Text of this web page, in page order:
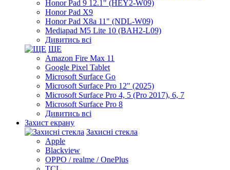
Honor Pad 9 12.1" (HEY2-W09)
Honor Pad X9
Honor Pad X8a 11" (NDL-W09)
Mediapad M5 Lite 10 (BAH2-L09)
Дивитись всі
ЩЕ
Amazon Fire Max 11
Google Pixel Tablet
Microsoft Surface Go
Microsoft Surface Pro 12" (2025)
Microsoft Surface Pro 4, 5 (Pro 2017), 6, 7
Microsoft Surface Pro 8
Дивитись всі
Захист екрану
Захисні стекла
Apple
Blackview
OPPO / realme / OnePlus